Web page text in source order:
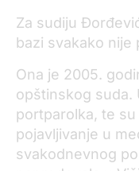
Za sudiju
bazi svakako nije
Ona je 2005.
opštinskog suda.
portparolka, te
pojavljivanje u
svakodnevnog